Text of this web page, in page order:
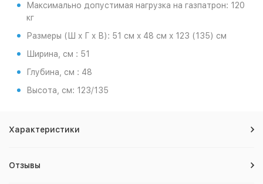
Максимально допустимая нагрузка на газпатрон: 120
кг
Размеры (Ш x Г x В): 51 см x 48 см x 123 (135) см
Ширина, см : 51
Глубина, см : 48
Высота, см: 123/135
Характеристики
Отзывы